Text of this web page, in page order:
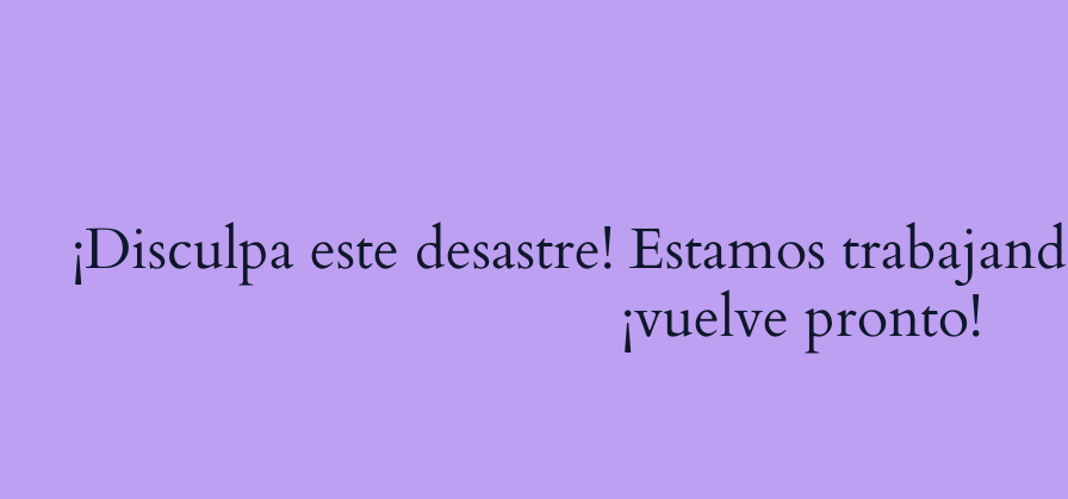
¡Disculpa este desastre! Estamos
¡vuelve pronto!